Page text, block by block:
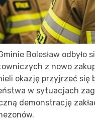
Bolesław
z nowo
okazję przyjrzeć się
w sytuacjach
demonstrację